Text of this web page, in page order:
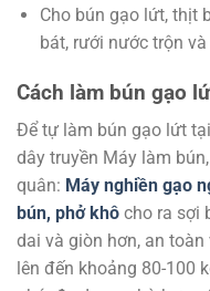
Cho bún gạo lứt, thịt
bát, rưới nước trộn
Cách làm bún gạo
Để tự làm bún gạo lứt
dây truyền Máy làm
quân: Máy nghiền gạo
bún, phở khô cho ra sợi
dai và giòn hơn, an
lên đến khoảng 80-100